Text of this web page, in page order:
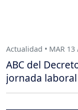
Actualidad • MAR 13
ABC del
jornada